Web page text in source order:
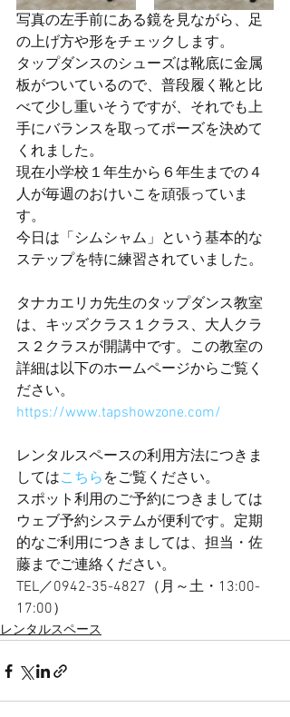
写真の左手前にある鏡を見ながら、足
の上げ方や形をチェックします。
タップダンスのシューズは靴底に金属
板がついているので、普段履く靴と比
べて少し重いそうですが、それでも上
手にバランスを取ってポーズを決めて
くれました。
現在小学校１年生から６年生までの４
人が毎週のおけいこを頑張っていま
す。
今日は「シムシャム」という基本的な
ステップを特に練習されていました。
タナカエリカ先生のタップダンス教室
は、キッズクラス１クラス、大人クラ
ス２クラスが開講中です。この教室の
詳細は以下のホームページからご覧く
ださい。
https://www.tapshowzone.com/
レンタルスペースの利用方法につきま
してはこちら をご覧ください。
スポット利用のご予約につきましては
ウェブ予約システムが便利です。定期
的なご利用につきましては、担当・佐
藤までご連絡ください。
TEL／0942-35-4827（月～土・13:00-
17:00）
レンタルスペース